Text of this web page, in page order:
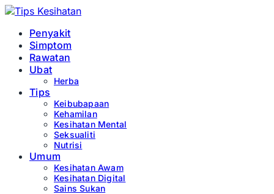
Penyakit
Simptom
Rawatan
Ubat
Herba
Tips
Keibubapaan
Kehamilan
Kesihatan Mental
Seksualiti
Nutrisi
Umum
Kesihatan Awam
Kesihatan Digital
Sains Sukan